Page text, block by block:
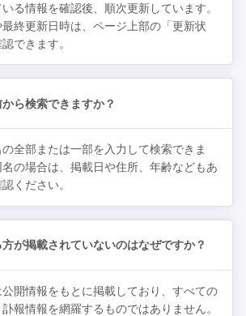
る情報を確認後、順次更新しています。
終更新日時は、ページ上部の「更新状
できます。
ら検索できますか？
全部または一部を入力して検索できま
の場合は、掲載日や住所、年齢などもあ
ください。
が掲載されていないのはなぜですか？
開情報をもとに掲載しており、すべての
報情報を網羅するものではありません。